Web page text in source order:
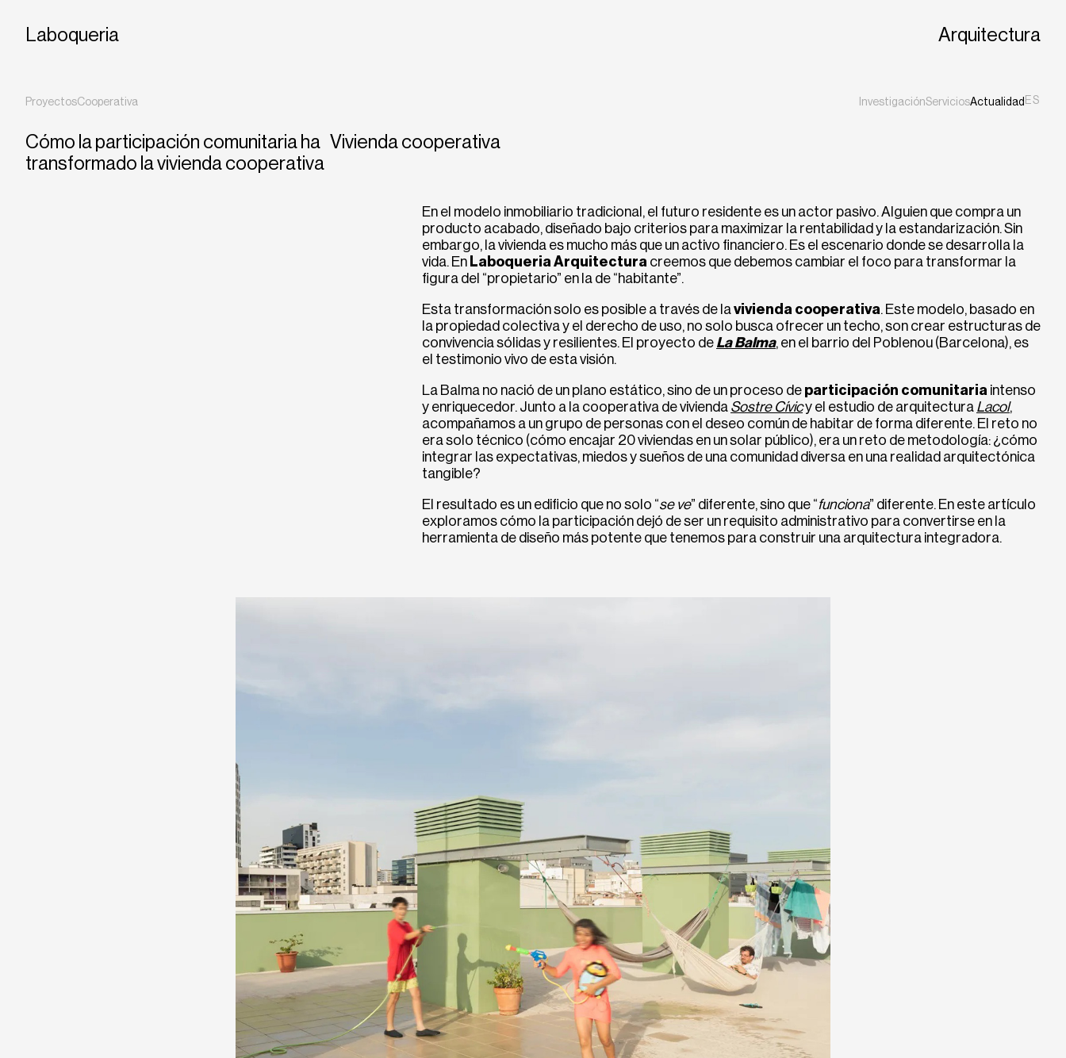
Laboqueria Arquitectura
ProyectosCooperativa InvestigaciónServiciosActualidad ES
Cómo la participación comunitaria ha
transformado la vivienda cooperativa
Vivienda cooperativa
En el modelo inmobiliario tradicional, el futuro residente es un actor pasivo. Alguien que compra un
producto acabado, diseñado bajo criterios para maximizar la rentabilidad y la estandarización. Sin
embargo, la vivienda es mucho más que un activo financiero. Es el escenario donde se desarrolla la
vida. En Laboqueria Arquitectura creemos que debemos cambiar el foco para transformar la
figura del “propietario” en la de “habitante”.
Esta transformación solo es posible a través de lavivienda cooperativa. Este modelo, basado en
la propiedad colectiva y el derecho de uso, no solo busca ofrecer un techo, son crear estructuras de
convivencia sólidas y resilientes. El proyecto de La Balma, en el barrio del Poblenou (Barcelona), es
el testimonio vivo de esta visión.
La Balma no nació de un plano estático, sino de un proceso de participación comunitaria intenso
y enriquecedor. Junto a la cooperativa de vivienda Sostre Cívicy el estudio de arquitectura Lacol,
acompañamos a un grupo de personas con el deseo común de habitar de forma diferente. El reto no
era solo técnico (cómo encajar 20 viviendas en un solar público), era un reto de metodología: ¿cómo
integrar las expectativas, miedos y sueños de una comunidad diversa en una realidad arquitectónica
tangible?
El resultado es un edificio que no solo “se ve” diferente, sino que “funciona” diferente. En este artículo
exploramos cómo la participación dejó de ser un requisito administrativo para convertirse en la
herramienta de diseño más potente que tenemos para construir una arquitectura integradora.